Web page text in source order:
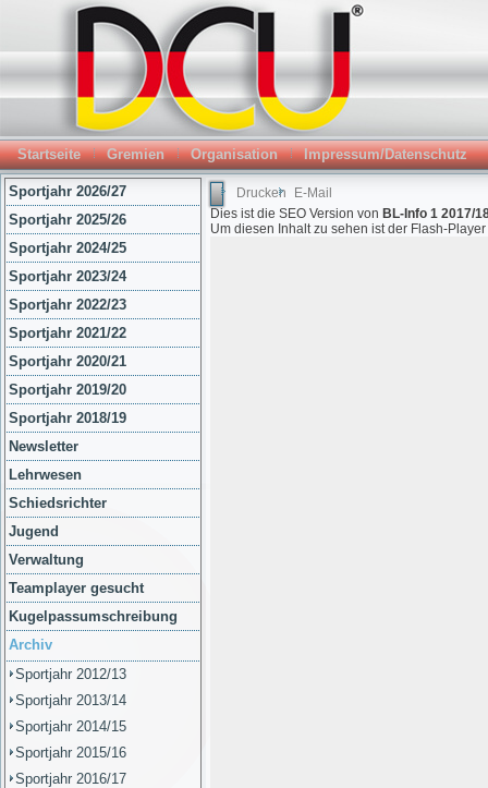
Startseite Gremien Organisation Impressum/Datenschutz
Sportjahr 2026/27
Sportjahr 2025/26
Sportjahr 2024/25
Sportjahr 2023/24
Sportjahr 2022/23
Sportjahr 2021/22
Sportjahr 2020/21
Sportjahr 2019/20
Sportjahr 2018/19
Newsletter
Lehrwesen
Schiedsrichter
Jugend
Verwaltung
Teamplayer gesucht
Kugelpassumschreibung
Archiv
Sportjahr 2012/13
Sportjahr 2013/14
Sportjahr 2014/15
Sportjahr 2015/16
Sportjahr 2016/17
Drucken
E-Mail
Dies ist die SEO Version von BL-Info 1 2017/
Um diesen Inhalt zu sehen ist der Flash-